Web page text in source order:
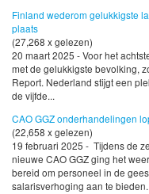
Finland wederom gelukkigste
plaats
(27,268 x gelezen)
20 maart 2025 - Voor het
met de gelukkigste bevolking,
Report. Nederland stijgt een
de vijfde...
CAO GGZ onderhandelingen
(22,658 x gelezen)
19 februari 2025 - Tijdens de
nieuwe CAO GGZ ging het
bereid om personeel in de
salarisverhoging aan te bieden.